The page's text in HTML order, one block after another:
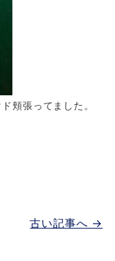
頬張ってました。
古い記事へ →